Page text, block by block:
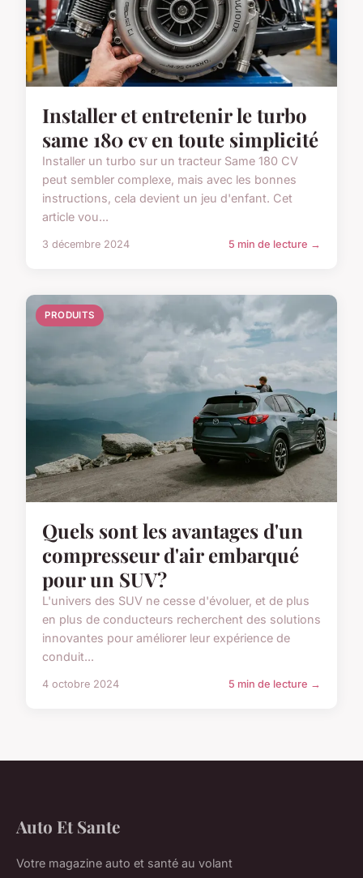
Installer et entretenir le turbo
same 180 cv en toute simplicité
Installer un turbo sur un tracteur Same 180 CV
peut sembler complexe, mais avec les bonnes
instructions, cela devient un jeu d'enfant. Cet
article vou...
3 décembre 2024 5 min de lecture →
PRODUITS
Quels sont les avantages d'un
compresseur d'air embarqué
pour un SUV?
L'univers des SUV ne cesse d'évoluer, et de plus
en plus de conducteurs recherchent des solutions
innovantes pour améliorer leur expérience de
conduit...
4 octobre 2024 5 min de lecture →
Auto Et Sante
Votre magazine auto et santé au volant